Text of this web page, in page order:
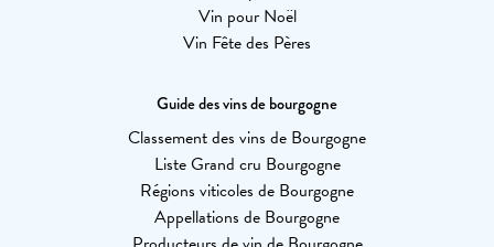
Vin pour Noël
Vin Fête des Pères
Guide des vins de bourgogne
Classement des vins de Bourgogne
Liste Grand cru Bourgogne
Régions viticoles de Bourgogne
Appellations de Bourgogne